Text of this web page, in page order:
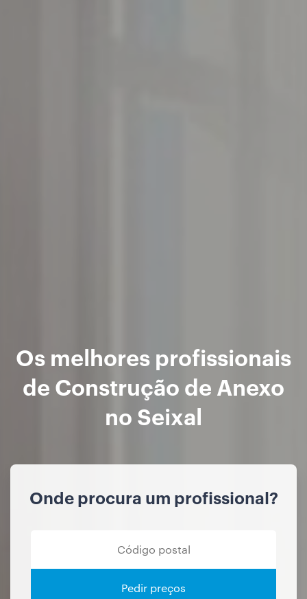
Os melhores profissionais
de Construção de Anexo
no Seixal
Onde procura um profissional?
Pedir preços